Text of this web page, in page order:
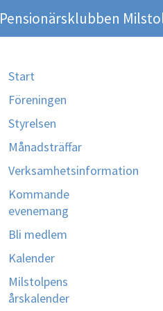
Pensionärsklubben
Start
Föreningen
Styrelsen
Månadsträffar
Verksamhetsinformation
Kommande
evenemang
Bli medlem
Kalender
Milstolpens
årskalender